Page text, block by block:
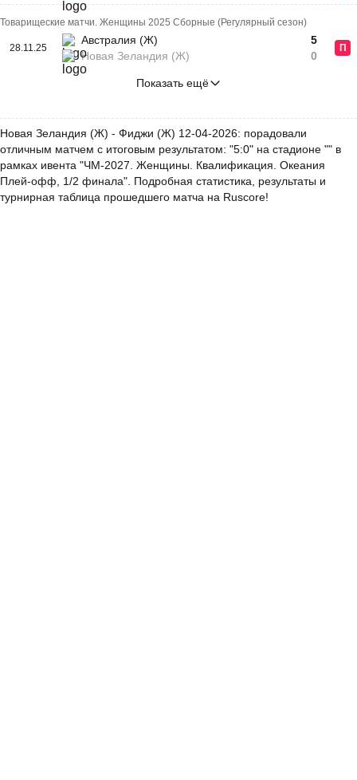
Товарищеские матчи. Женщины 2025 Сборные (Регулярный сезон)
28.11.25
Австралия (Ж)
Новая Зеландия (Ж)
5
0
П
Показать ещё
Новая Зеландия (Ж) - Фиджи (Ж) 12-04-2026: порадовали
отличным матчем с итоговым результатом: "5:0" на стадионе "" в
рамках ивента "ЧМ-2027. Женщины. Квалификация. Океания
Плей-офф, 1/2 финала". Подробная статистика, результаты и
турнирная таблица прошедшего матча на Ruscore!